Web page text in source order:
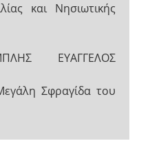
και Νησιωτικής
ΕΥΑΓΓΕΛΟΣ
Σφραγίδα του